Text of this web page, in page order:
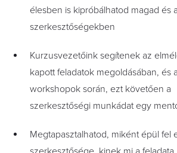
élesben is kipróbálhatod magad és
szerkesztőségekben
Kurzusvezetőink segítenek az
kapott feladatok megoldásában, és
workshopok során, ezt követően a
szerkesztőségi munkádat egy
Megtapasztalhatod, miként épül fel